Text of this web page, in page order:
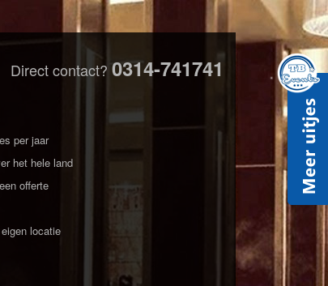
Direct contact? 0314-741741
per jaar
het hele land
offerte
locatie